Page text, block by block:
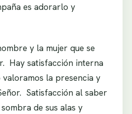
es adorarlo y
y la mujer que se
Hay satisfacción interna
la presencia y
Satisfacción al saber
de sus alas y